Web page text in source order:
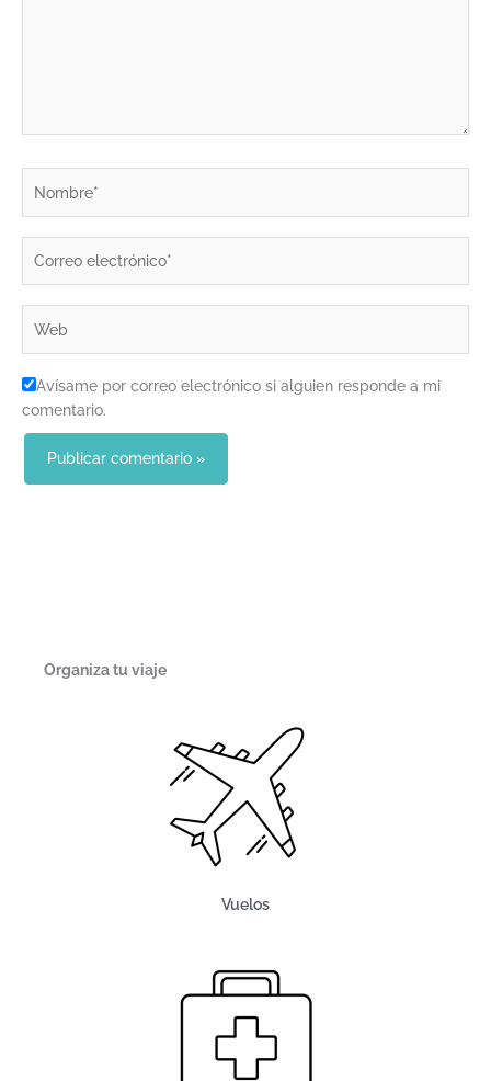
electrónico*
Avísame por correo electrónico si alguien responde a mi
comentario.
Organiza tu viaje
Vuelos